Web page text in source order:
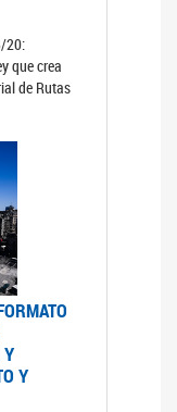
20:
que crea
de Rutas
Y
Y